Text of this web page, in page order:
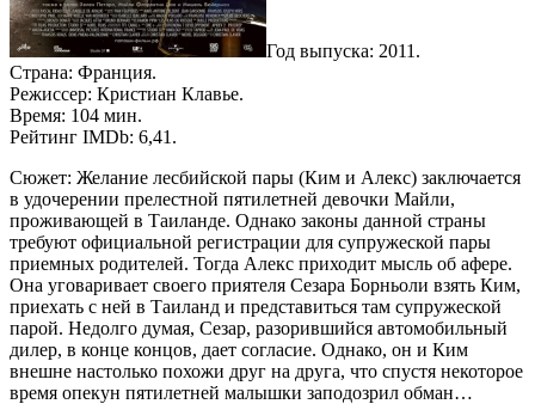
Год выпуска: 2011.
Страна: Франция.
Режиссер: Кристиан Клавье.
Время: 104 мин.
Рейтинг IMDb: 6,41.
Сюжет: Желание лесбийской пары (Ким и Алекс) заключается
в удочерении прелестной пятилетней девочки Майли,
проживающей в Таиланде. Однако законы данной страны
требуют официальной регистрации для супружеской пары
приемных родителей. Тогда Алекс приходит мысль об афере.
Она уговаривает своего приятеля Сезара Борньоли взять Ким,
приехать с ней в Таиланд и представиться там супружеской
парой. Недолго думая, Сезар, разорившийся автомобильный
дилер, в конце концов, дает согласие. Однако, он и Ким
внешне настолько похожи друг на друга, что спустя некоторое
время опекун пятилетней малышки заподозрил обман…